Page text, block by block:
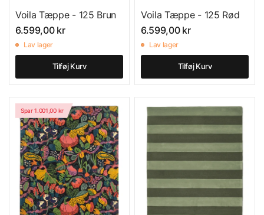
Voila Tæppe - 125 Brun
6.599,00 kr
Lav lager
Tilføj Kurv
Voila Tæppe - 125 Rød
6.599,00 kr
Lav lager
Tilføj Kurv
Spar 1.001,00 kr